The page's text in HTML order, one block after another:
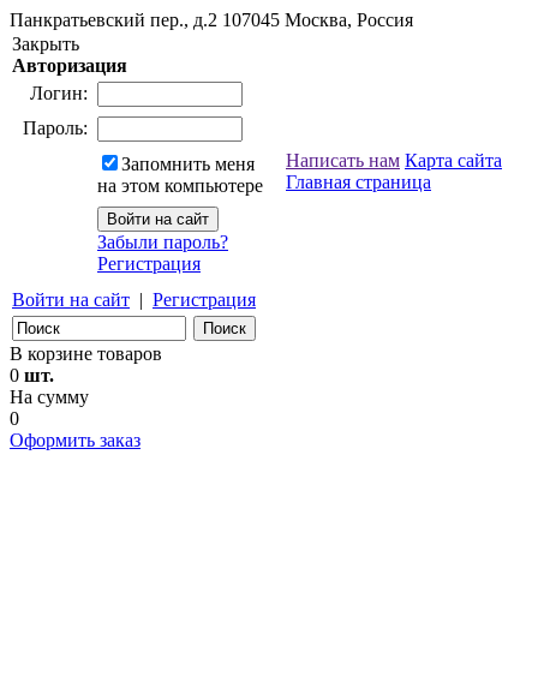
Панкратьевский пер., д.2 107045 Москва, Россия
Закрыть
Авторизация
Логин:
Пароль:
Запомнить меня
на этом компьютере
Забыли пароль?
Регистрация
Войти на сайт | Регистрация
Написать нам Карта сайта
Главная страница
В корзине товаров
0 шт.
На сумму
0
Оформить заказ